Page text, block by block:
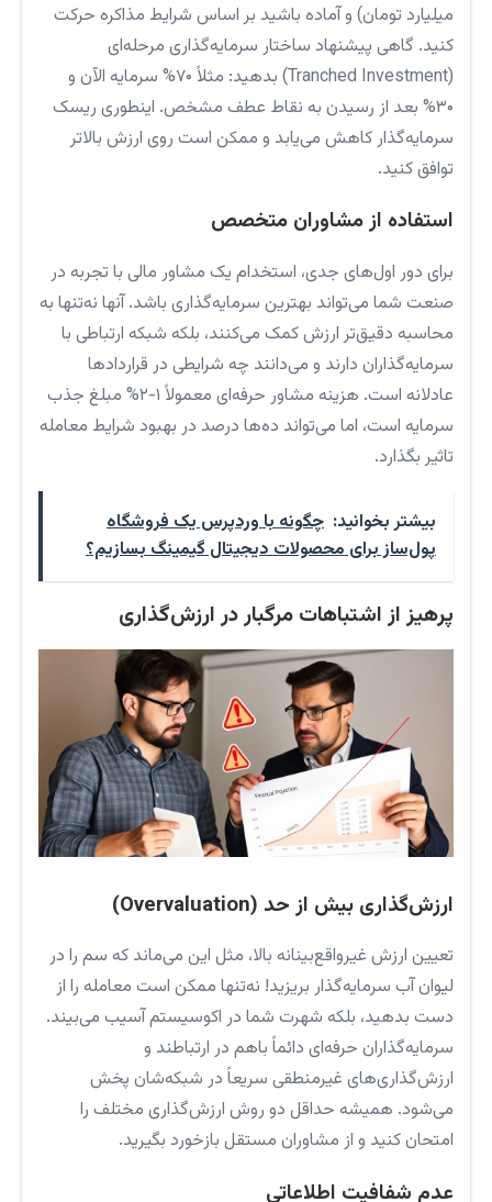
میلیارد تومان) و آماده باشید بر اساس شرایط مذاکره حرکت
کنید. گاهی پیشنهاد ساختار سرمایه‌گذاری مرحله‌ای
(Tranched Investment) بدهید: مثلاً ۷۰% سرمایه الآن و
۳۰% بعد از رسیدن به نقاط عطف مشخص. اینطوری ریسک
سرمایه‌گذار کاهش می‌یابد و ممکن است روی ارزش بالاتر
توافق کنید.
استفاده از مشاوران متخصص
برای دور اول‌های جدی، استخدام یک مشاور مالی با تجربه در
صنعت شما می‌تواند بهترین سرمایه‌گذاری باشد. آنها نه‌تنها به
محاسبه دقیق‌تر ارزش کمک می‌کنند، بلکه شبکه ارتباطی با
سرمایه‌گذاران دارند و می‌دانند چه شرایطی در قراردادها
عادلانه است. هزینه مشاور حرفه‌ای معمولاً ۱-۲% مبلغ جذب
سرمایه است، اما می‌تواند ده‌ها درصد در بهبود شرایط معامله
تاثیر بگذارد.
بیشتر بخوانید: چگونه با وردپرس یک فروشگاه
پول‌ساز برای محصولات دیجیتال گیمینگ بسازیم؟
پرهیز از اشتباهات مرگبار در ارزش‌گذاری
ارزش‌گذاری بیش از حد (Overvaluation)
تعیین ارزش غیرواقع‌بینانه بالا، مثل این می‌ماند که سم را در
لیوان آب سرمایه‌گذار بریزید! نه‌تنها ممکن است معامله را از
دست بدهید، بلکه شهرت شما در اکوسیستم آسیب می‌بیند.
سرمایه‌گذاران حرفه‌ای دائماً با‌هم در ارتباطند و
ارزش‌گذاری‌های غیرمنطقی سریعاً در شبکه‌شان پخش
می‌شود. همیشه حداقل دو روش ارزش‌گذاری مختلف را
امتحان کنید و از مشاوران مستقل بازخورد بگیرید.
عدم شفافیت اطلاعاتی